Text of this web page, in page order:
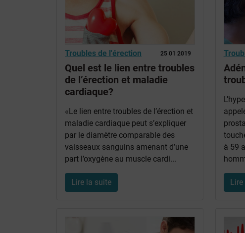
25 01 2019
Troubles de l'érection
Quel est le lien entre troubles
de l’érection et maladie
cardiaque?
«Le lien entre troubles de l’érection et
maladie cardiaque peut s’expliquer
par le diamètre comparable des
vaisseaux sanguins amenant d’une
part l’oxygène au muscle cardi...
Lire la suite
à 59